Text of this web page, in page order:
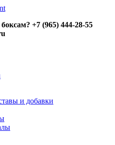
+7 (965) 444-28-55
и добавки